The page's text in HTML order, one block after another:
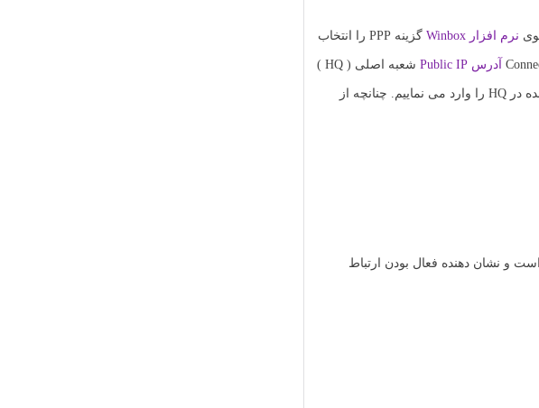
نرم افزار Winbox گزینه PPP را انتخاب
آدرس Public IP شعبه اصلی ( HQ )
را وارد می نماییم که در این سناریو آدرس 192.168.12.1 می باشد. در قسمت User و Password نام کاربری و رمز عبور ایجاد شده در HQ را وارد می نماییم. چنانچه از
اکنون در پنجره تنظیمات PPP یک ردیف اضافه خواهد شد. در ستون اول یک حرف R وجود خواهد داشت که به معنای Running است و نشان دهنده فعال بودن ارتباط